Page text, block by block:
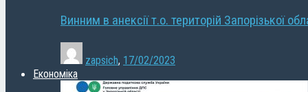
Винним в анексії т.о. територій Запорізької
zapsich, 17/02/2023
Економіка